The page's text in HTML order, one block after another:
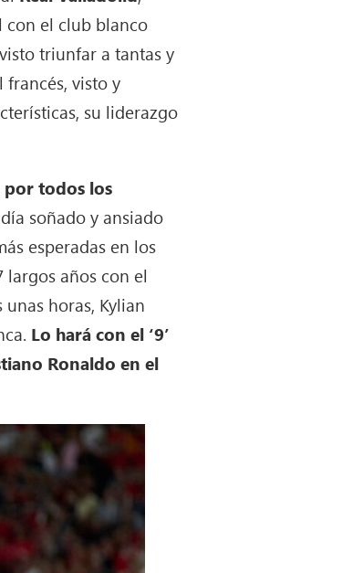
con el club blanco
triunfar a tantas y
francés, visto y
su liderazgo
por todos los
soñado y ansiado
esperadas en los
largos años con el
horas, Kylian
Lo hará con el ‘9’
Ronaldo en el